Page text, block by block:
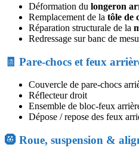
Déformation du longeron
Remplacement de la tôle de
Réparation structurale de la
Redressage sur banc de
🧾 Pare-chocs et feux
Couvercle de pare-chocs
Réflecteur droit
Ensemble de bloc-feux
Dépose / repose des feux
🛞 Roue, suspension &